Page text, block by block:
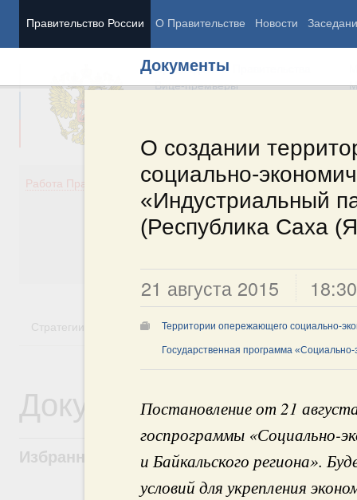
Правительство России О Правительстве Новости
Документы
О создании
социально-
«Индустриальный
(Республика Саха
21 августа 2015 18:30
Территории опережающего социально-
Государственная программа
Постановление от 21
госпрограммы «Социально-
и Байкальского региона».
условий для укрепления
Председатель Правительства
Вице-премьеры
Работа Правительства
Демография
Здоровье
Образование
Культура
Государство
Стратегии Государственные программы
Документы
Избранные документы со справками к